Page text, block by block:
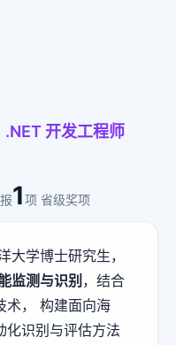
开发工程师
1项 省级奖项
大学博士研究生，
监测与识别 ，结合
术， 构建面向海
化识别与评估方法